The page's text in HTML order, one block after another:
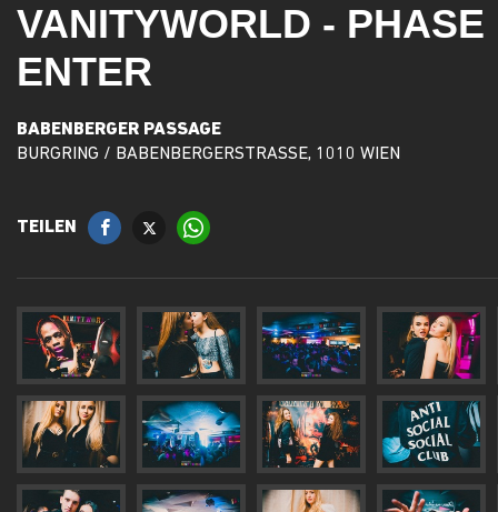
VANITYWORLD - PHASE
ENTER
BABENBERGER PASSAGE
BURGRING / BABENBERGERSTRASSE, 1010 WIEN
TEILEN